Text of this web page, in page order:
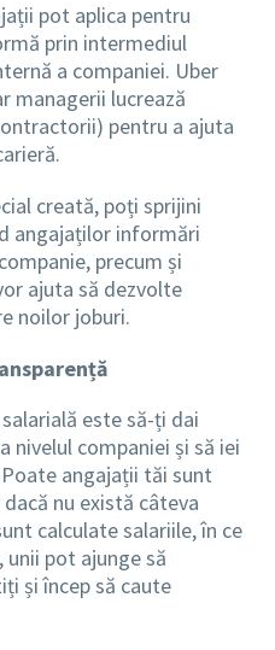
pot aplica pentru
prin intermediul
a companiei. Uber
managerii lucrează
pentru a ajuta
creată, poți sprijini
angajaților informări
precum și
ajuta să dezvolte
noilor joburi.
este să-ți dai
nivelul companiei și să iei
angajații tăi sunt
nu există câteva
calculate salariile, în ce
unii pot ajunge să
și încep să caute